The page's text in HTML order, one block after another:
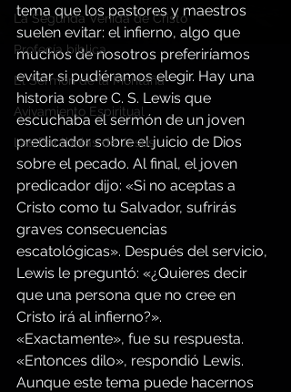
La Segunda Venida de Cristo
Profecía bíblica
El Sermón de la Montaña
Avivamiento Espiritual
Las Parábolas de Jesús
tema que los pastores y maestros
suelen evitar: el infierno, algo que
muchos de nosotros preferiríamos
evitar si pudiéramos elegir. Hay una
historia sobre C. S. Lewis que
escuchaba el sermón de un joven
predicador sobre el juicio de Dios
sobre el pecado. Al final, el joven
predicador dijo: «Si no aceptas a
Cristo como tu Salvador, sufrirás
graves consecuencias
escatológicas». Después del servicio,
Lewis le preguntó: «¿Quieres decir
que una persona que no cree en
Cristo irá al infierno?».
«Exactamente», fue su respuesta.
«Entonces dilo», respondió Lewis.
Aunque este tema puede hacernos